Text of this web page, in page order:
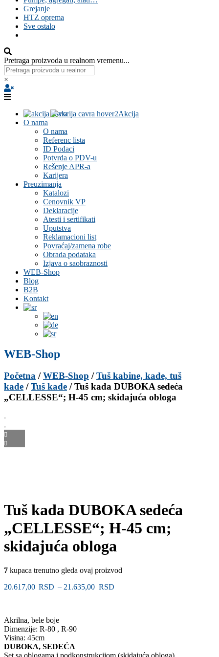
Grejanje
HTZ oprema
Sve ostalo
Pretraga proizvoda u realnom vremenu...
×
Akcija
O nama
O nama
Referenc lista
ID Podaci
Potvrda o PDV-u
Rešenje APR-a
Karijera
Preuzimanja
Katalozi
Cenovnik VP
Deklaracije
Atesti i sertifikati
Uputstva
Reklamacioni list
Povraćaj/zamena robe
Obrada podataka
Izjava o saobraznosti
WEB-Shop
Blog
B2B
Kontakt
WEB-Shop
Početna /WEB-Shop /Tuš kabine, kade, tuš
kade /Tuš kade / Tuš kada DUBOKA sedeća
„CELLESSE“; H-45 cm; skidajuća obloga
Tuš kada DUBOKA sedeća
„CELLESSE“; H-45 cm;
skidajuća obloga
7 kupaca trenutno gleda ovaj proizvod
20.617,00 RSD – 21.635,00 RSD
Akrilna, bele boje
Dimenzije: R-80 , R-90
Visina: 45cm
DUBOKA, SEDEĆA
Set sa oblogama i podkonstrukcijom (skidajuća obloga)